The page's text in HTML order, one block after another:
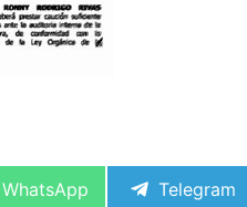
Compartir
WhatsApp
Compartir
Telegram